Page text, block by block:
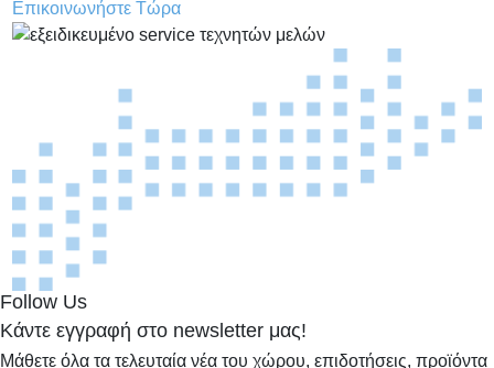
Επικοινωνήστε Τώρα
Follow Us
Κάντε εγγραφή στο newsletter μας!
Μάθετε όλα τα τελευταία νέα του χώρου, επιδοτήσεις, προϊόντα